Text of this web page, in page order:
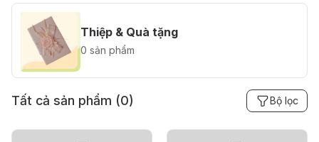
Thiệp & Quà tặng
0 sản phẩm
Tất cả sản phẩm (0) Bộ lọc